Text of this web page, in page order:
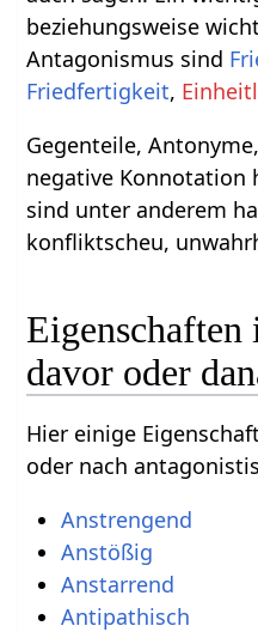
beziehungsweise
Antagonismus sind
Friedfertigkeit,
Gegenteile,
negative Konnotation
sind unter anderem
konfliktscheu,
davor oder
Hier einige
oder nach
Anstrengend
Anstößig
Anstarrend
Antipathisch